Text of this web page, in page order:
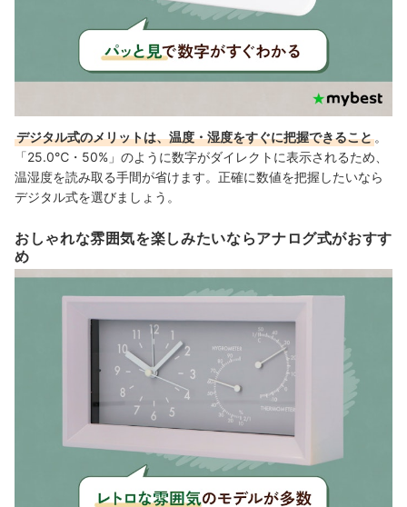
デジタル式のメリットは、温度・湿度をすぐに把握できること 。
「25.0℃・50%」のように数字がダイレクトに表示されるため、
温湿度を読み取る手間が省けます。正確に数値を把握したいなら
デジタル式を選びましょう。
おしゃれな雰囲気を楽しみたいならアナログ式がおすす
め